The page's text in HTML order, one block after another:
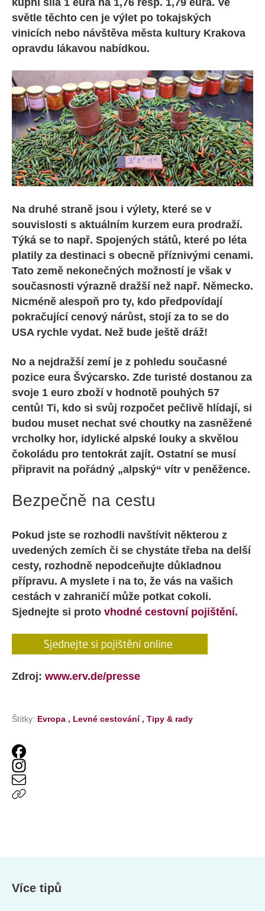
světle těchto cen je výlet po tokajských
vinicích nebo návštěva města kultury Krakova
opravdu lákavou nabídkou.
Na druhé straně jsou i výlety, které se v
souvislosti s aktuálním kurzem eura prodraží.
Týká se to např. Spojených států, které po léta
platily za destinaci s obecně příznivými cenami.
Tato země nekonečných možností je však v
současnosti výrazně dražší než např. Německo.
Nicméně alespoň pro ty, kdo předpovídají
pokračující cenový nárůst, stojí za to se do
USA rychle vydat. Než bude ještě dráž!
No a nejdražší zemí je z pohledu současné
pozice eura Švýcarsko. Zde turisté dostanou za
svoje 1 euro zboží v hodnotě pouhých 57
centů! Ti, kdo si svůj rozpočet pečlivě hlídají, si
budou muset nechat své choutky na zasněžené
vrcholky hor, idylické alpské louky a skvělou
čokoládu pro tentokrát zajít. Ostatní se musí
připravit na pořádný „alpský“ vítr v peněžence.
Bezpečně na cestu
Pokud jste se rozhodli navštívit některou z
uvedených zemích či se chystáte třeba na delší
cesty, rozhodně nepodceňujte důkladnou
přípravu. A myslete i na to, že vás na vašich
cestách v zahraničí může potkat cokoli.
Sjednejte si proto vhodné cestovní pojištění.
Zdroj: www.erv.de/presse
Štítky: Evropa , Levné cestování , Tipy & rady
Více tipů